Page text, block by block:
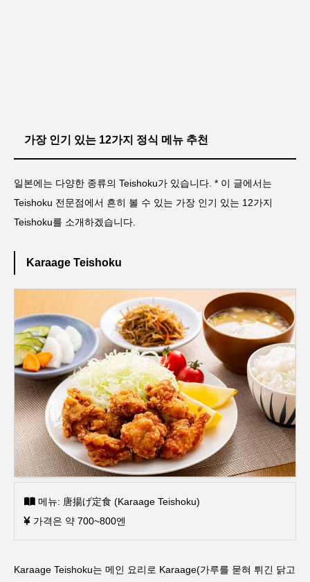
가장 인기 있는 12가지 정식 메뉴 추천
일본에는 다양한 종류의 Teishoku가 있습니다. * 이 글에서는
Teishoku 전문점에서 흔히 볼 수 있는 가장 인기 있는 12가지
Teishoku를 소개하겠습니다.
Karaage Teishoku
메뉴: 唐揚げ定食 (Karaage Teishoku)
가격은 약 700~800엔
Karaage Teishoku는 메인 요리로 Karaage(가루를 묻혀 튀긴 닭고